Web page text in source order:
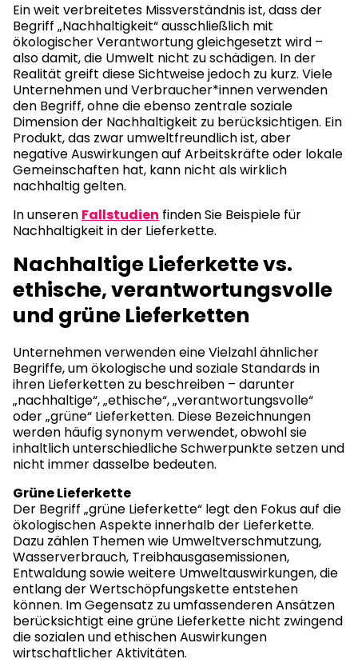
Ein weit verbreitetes Missverständnis ist, dass der
Begriff „Nachhaltigkeit“ ausschließlich mit
ökologischer Verantwortung gleichgesetzt wird –
also damit, die Umwelt nicht zu schädigen. In der
Realität greift diese Sichtweise jedoch zu kurz. Viele
Unternehmen und Verbraucher*innen verwenden
den Begriff, ohne die ebenso zentrale soziale
Dimension der Nachhaltigkeit zu berücksichtigen. Ein
Produkt, das zwar umweltfreundlich ist, aber
negative Auswirkungen auf Arbeitskräfte oder lokale
Gemeinschaften hat, kann nicht als wirklich
nachhaltig gelten.
In unseren Fallstudien finden Sie Beispiele für
Nachhaltigkeit in der Lieferkette.
Nachhaltige Lieferkette vs.
ethische, verantwortungsvolle
und grüne Lieferketten
Unternehmen verwenden eine Vielzahl ähnlicher
Begriffe, um ökologische und soziale Standards in
ihren Lieferketten zu beschreiben – darunter
„nachhaltige“, „ethische“, „verantwortungsvolle“
oder „grüne“ Lieferketten. Diese Bezeichnungen
werden häufig synonym verwendet, obwohl sie
inhaltlich unterschiedliche Schwerpunkte setzen und
nicht immer dasselbe bedeuten.
Grüne Lieferkette
Der Begriff „grüne Lieferkette“ legt den Fokus auf die
ökologischen Aspekte innerhalb der Lieferkette.
Dazu zählen Themen wie Umweltverschmutzung,
Wasserverbrauch, Treibhausgasemissionen,
Entwaldung sowie weitere Umweltauswirkungen, die
entlang der Wertschöpfungskette entstehen
können. Im Gegensatz zu umfassenderen Ansätzen
berücksichtigt eine grüne Lieferkette nicht zwingend
die sozialen und ethischen Auswirkungen
wirtschaftlicher Aktivitäten.